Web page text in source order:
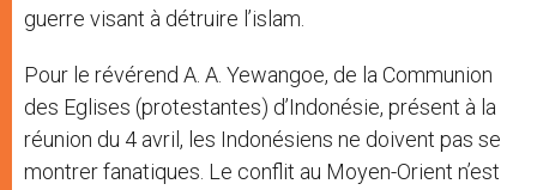
guerre visant à détruire l’islam.
Pour le révérend A. A. Yewangoe, de la Communion
des Eglises (protestantes) d’Indonésie, présent à la
réunion du 4 avril, les Indonésiens ne doivent pas se
montrer fanatiques. Le conflit au Moyen-Orient n’est